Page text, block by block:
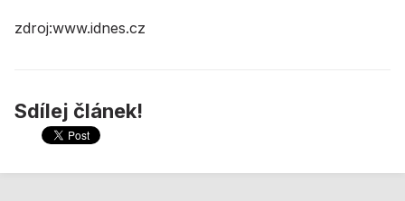
zdroj:www.idnes.cz
Sdílej článek!